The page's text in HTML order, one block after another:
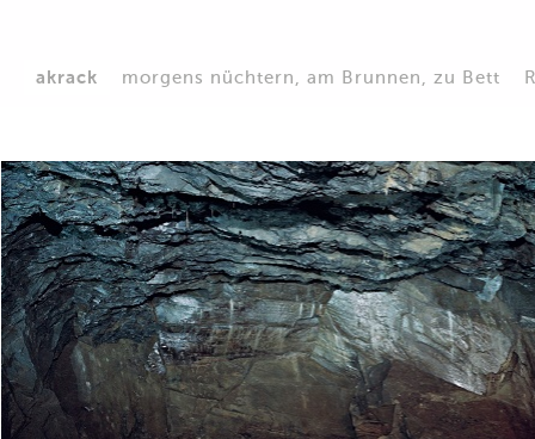
akrack morgens nüchtern, am Brunnen, zu Bett